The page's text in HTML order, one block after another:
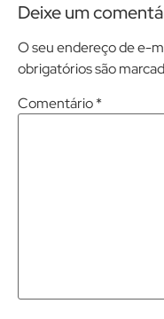
Deixe um
O seu endereço de e-
obrigatórios são
Comentário*